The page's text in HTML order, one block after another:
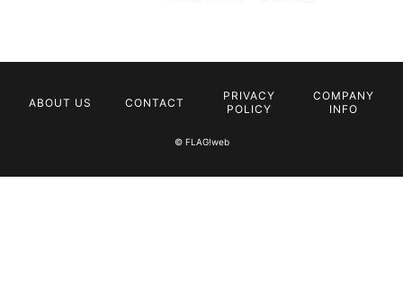
ABOUT US CONTACT
PRIVACY
POLICY
COMPANY
INFO
© FLAG!web